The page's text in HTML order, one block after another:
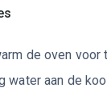
de oven voor
water aan de